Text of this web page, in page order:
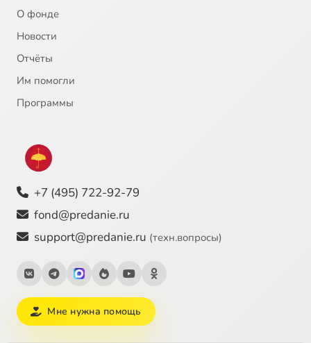
О фонде
Новости
Отчёты
Им помогли
Программы
+7 (495) 722-92-79
fond@predanie.ru
support@predanie.ru (техн.вопросы)
Мне нужна помощь